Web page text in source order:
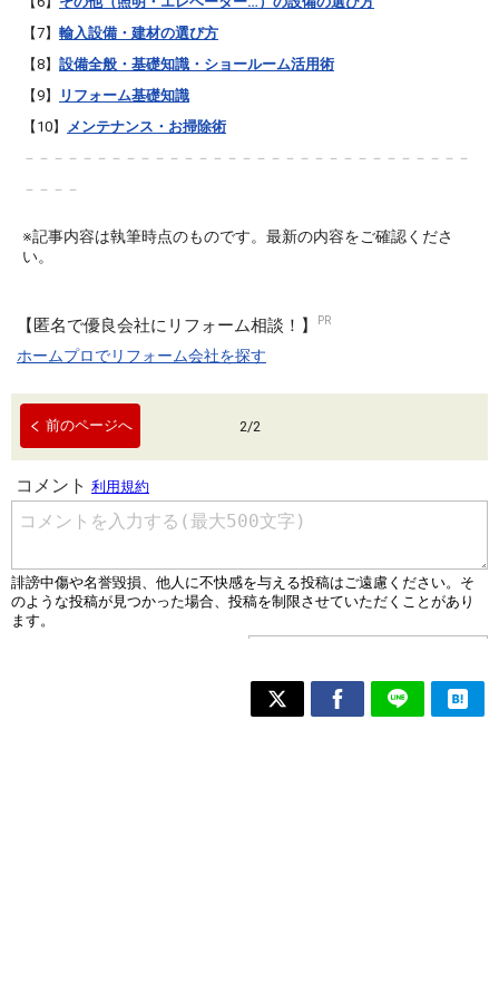
【7】 輸入設備・建材の選び方
【8】 設備全般・基礎知識・ショールーム活用術
【9】
リフォーム基礎知識
【10】 メンテナンス・お掃除術
－－－－－－－－－－－－－－－－－－－－－－－－－－－－－－－
－－－－
※記事内容は執筆時点のものです。最新の内容をご確認くださ
い。
【匿名で優良会社にリフォーム相談！】
ホームプロでリフォーム会社を探す
前のページへ 2/2